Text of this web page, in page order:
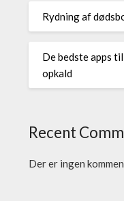
Rydning af
De bedste apps
opkald
Recent
Der er ingen